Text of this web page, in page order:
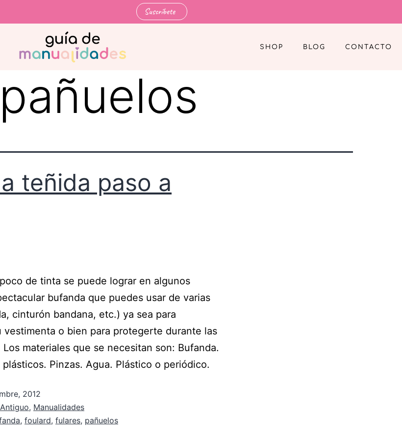
Suscríbete
SHOP BLOG CONTACTO
pañuelos
teñida paso a
de tinta se puede lograr en algunos
bufanda que puedes usar de varias
cinturón bandana, etc.) ya sea para
vestimenta o bien para protegerte durante las
materiales que se necesitan son: Bufanda.
Pinzas. Agua. Plástico o periódico.
2012
Antiguo, Manualidades
, foulard, fulares, pañuelos